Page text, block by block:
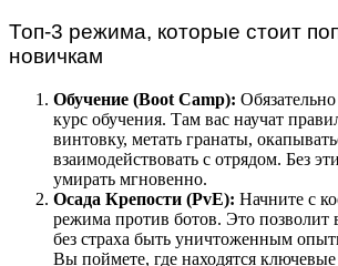
Топ-3 режима, которые стоит
новичкам
Обучение (Boot Camp):
курс обучения. Там вас научат
винтовку, метать гранаты,
взаимодействовать с отрядом. Без
умирать мгновенно.
Осада Крепости (PvE): Начните с
режима против ботов. Это позволит
без страха быть уничтоженным
Вы поймете, где находятся